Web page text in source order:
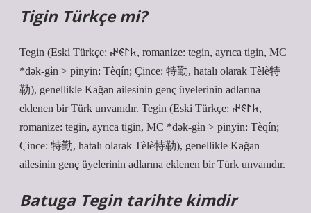
Tigin Türkçe mi?
Tegin (Eski Türkçe: 𐱅𐰃𐰏𐰤, romanize: tegin, ayrıca tigin, MC
*dək-gɨn > pinyin: Tèqín; Çince: 特勤, hatalı olarak Tèlè特
勒), genellikle Kağan ailesinin genç üyelerinin adlarına
eklenen bir Türk unvanıdır. Tegin (Eski Türkçe: 𐱅𐰃𐰏𐰤,
romanize: tegin, ayrıca tigin, MC *dək-gɨn > pinyin: Tèqín;
Çince: 特勤, hatalı olarak Tèlè特勒), genellikle Kağan
ailesinin genç üyelerinin adlarına eklenen bir Türk unvanıdır.
Batuga Tegin tarihte kimdir